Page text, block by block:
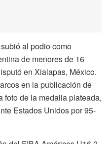
al podio como
de menores de 16
en Xialapas, México.
en la publicación de
foto de la medalla plateada,
Estados Unidos por 95-